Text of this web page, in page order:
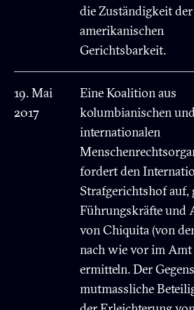
die Zuständigkeit
amerikanischen
Gerichtsbarkeit.
19. Mai
2017
Eine Koalition aus
kolumbianischen
internationalen
fordert den
Strafgerichtshof auf,
Führungskräfte und
von Chiquita (von
nach wie vor im
ermitteln. Der
mutmassliche